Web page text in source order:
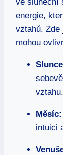
energie,
vztahů. Zde​
mohou
vztahu.
Měsíc:
intuici‌